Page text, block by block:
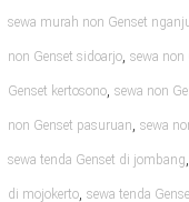
sewa murah non Genset
non Genset sidoarjo, sewa non
Genset kertosono, sewa non
non Genset pasuruan, sewa
sewa tenda Genset di jombang,
di mojokerto, sewa tenda